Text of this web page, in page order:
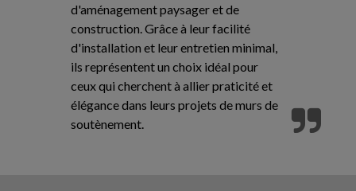
d'aménagement paysager et de
construction. Grâce à leur facilité
d'installation et leur entretien minimal,
ils représentent un choix idéal pour
ceux qui cherchent à allier praticité et
élégance dans leurs projets de murs de
soutènement.